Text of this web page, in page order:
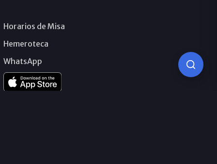
Horarios de Misa
Hemeroteca
WhatsApp